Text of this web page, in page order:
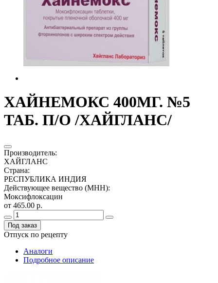
ХАЙНЕМОКС 400МГ. №5
ТАБ. П/О /ХАЙГЛАНС/
Производитель:
ХАЙГЛАНС
Страна:
РЕСПУБЛИКА ИНДИЯ
Действующее вещество (МНН):
Моксифлоксацин
от 465.00 р.
Под заказ
Отпуск по рецепту
Аналоги
Подробное описание